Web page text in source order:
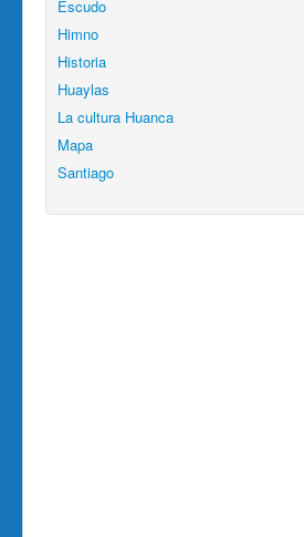
Escudo
Himno
Historia
Huaylas
La cultura Huanca
Mapa
Santiago